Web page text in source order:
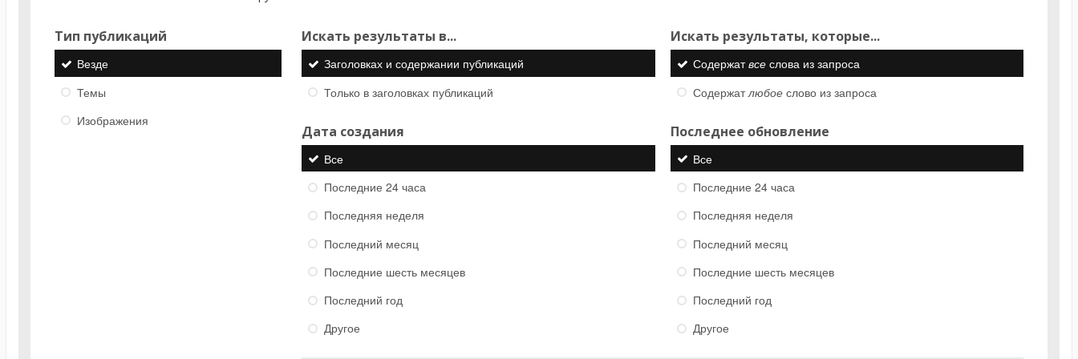
Тип публикаций
Везде
Темы
Изображения
Искать результаты в...
Заголовках и содержании публикаций
Только в заголовках публикаций
Искать результаты, которые...
Содержатвсеслова из запроса
Содержатлюбоеслово из запроса
Дата создания
Все
Последние 24 часа
Последняя неделя
Последний месяц
Последние шесть месяцев
Последний год
Другое
Последнее обновление
Все
Последние 24 часа
Последняя неделя
Последний месяц
Последние шесть месяцев
Последний год
Другое